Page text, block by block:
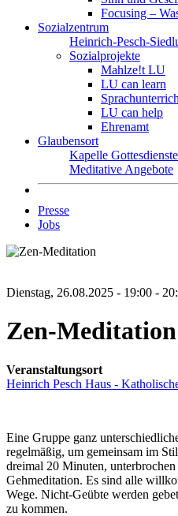
Focusing –
Sozialzentrum
Heinrich-Pesch-
Sozialprojekte
Mahlze!t LU
LU can learn
LU can help
Ehrenamt
Glaubensort
Kapelle Gottesdienste
Meditative Angebote
Presse
Jobs
Dienstag, 26.08.2025 - 19:00 -
Zen-Meditation
Veranstaltungsort
Heinrich Pesch Haus -
Eine Gruppe ganz
regelmäßig, um gemeinsam im
dreimal 20 Minuten,
Gehmeditation. Es sind alle
Wege. Nicht-Geübte werden
zu kommen.